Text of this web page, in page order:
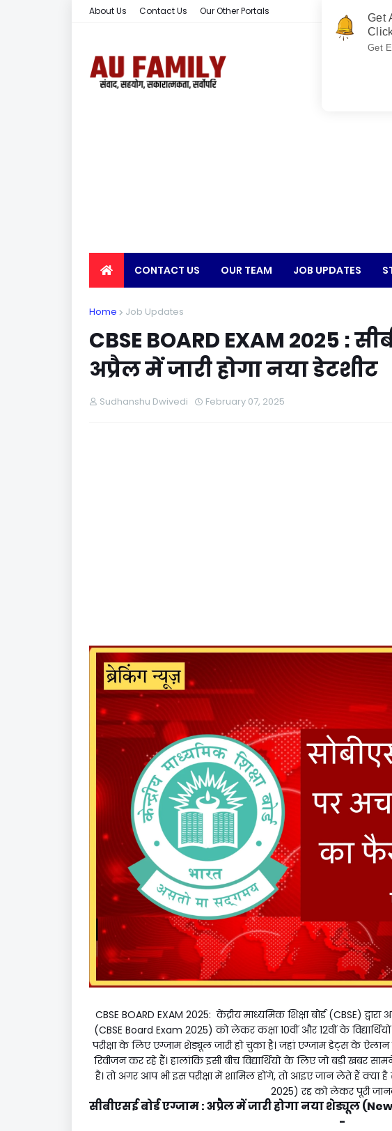
About Us Contact Us Our Other Portals
CONTACT US OUR TEAM JOB UPDATES
EARN MONEY
Home Job Updates
CBSE BOARD EXAM 2025 :
अप्रैल में जारी होगा नया डेटशीट
Sudhanshu Dwivedi February 07, 2025
CBSE BOARD EXAM 2025: केंद्रीय माध्यमिक शिक्षा बोर्ड (CBSE)
(CBSE Board Exam 2025) को लेकर कक्षा 10वीं और 12वीं के
परीक्षा के लिए एग्जाम शेड्यूल जारी हो चुका है। जहां एग्जाम डेट्स के
रिवीजन कर रहे हैं। हालांकि इसी बीच विद्यार्थियों के लिए जो बड़ी खबर
है। तो अगर आप भी इस परीक्षा में शामिल होंगे, तो आइए जान लेते हैं क्या है
2025) रद्द को लेकर पूरी
सीबीएसई बोर्ड एग्जाम : अप्रैल में जारी होगा नया शेड्यूल
-
Get
Get